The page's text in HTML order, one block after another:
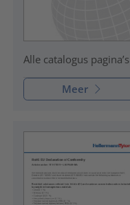
Alle catalogus pagina’s
Meer